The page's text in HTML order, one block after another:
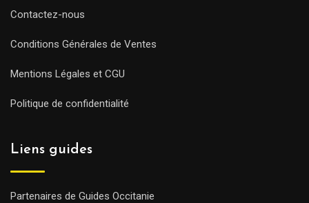
Contactez-nous
Conditions Générales de Ventes
Mentions Légales et CGU
Politique de confidentialité
Liens guides
Partenaires de Guides Occitanie